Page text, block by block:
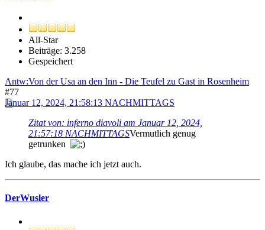
All-Star
Beiträge: 3.258
Gespeichert
Antw:Von der Usa an den Inn - Die Teufel zu Gast in Rosenheim
#77
Januar 12, 2024, 21:58:13 NACHMITTAGS
Zitat von: inferno diavoli am Januar 12, 2024,
21:57:18 NACHMITTAGSVermutlich genug
getrunken
Ich glaube, das mache ich jetzt auch.
DerWusler